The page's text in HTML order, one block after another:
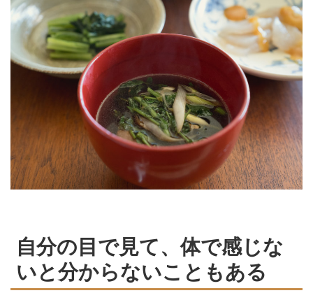
自分の目で見て、体で感じな
いと分からないこともある